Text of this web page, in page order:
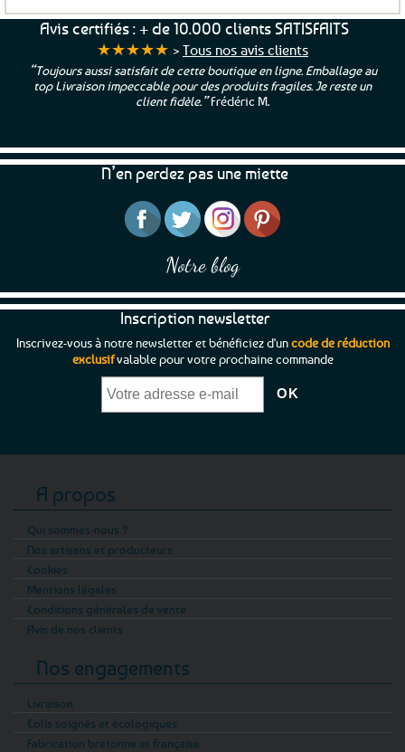
a
variations.
choisies
Avis certifiés : + de 10.000 clients SATISFAITS
★★★★★ > Tous nos avis clients
“Toujours aussi satisfait de cette boutique en ligne. Emballage au
top Livraison impeccable pour des produits fragiles. Je reste un
client fidèle.”Frédéric M.
N’en perdez pas une miette
Notre blog
Inscription newsletter
Inscrivez-vous à notre newsletter et bénéficiez d'uncode de réduction
exclusifvalable pour votre prochaine commande
A propos
Qui sommes-nous ?
Nos artisans et producteurs
Cookies
Mentions légales
Conditions générales de vente
Avis de nos clients
Nos engagements
Livraison
Colis soignés et écologiques
Fabrication bretonne et française